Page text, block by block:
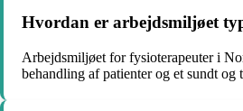
Hvordan er arbejdsmiljøet
Arbejdsmiljøet for fysioterapeuter i
behandling af patienter og et sundt og